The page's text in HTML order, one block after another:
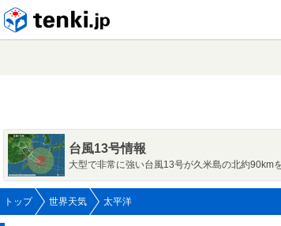
台風13号情報
大型で非常に強い台風13号が久米島の北約90km
トップ 世界天気 太平洋